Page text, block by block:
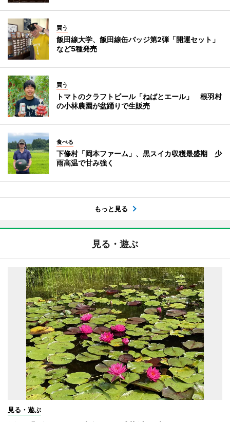
買う
飯田線大学、飯田線缶バッジ第2弾「開運セット」
など5種発売
買う
トマトのクラフトビール「ねばとエール」 根羽村
の小林農園が盆踊りで生販売
食べる
下條村「岡本ファーム」、黒スイカ収穫最盛期 少
雨高温で甘み強く
もっと見る
見る・遊ぶ
見る・遊ぶ